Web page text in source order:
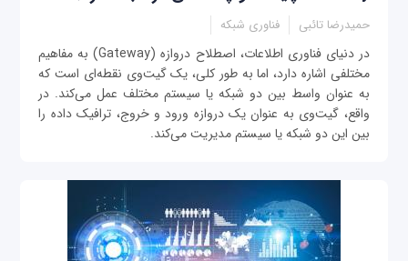
حمیدرضا تائبی فناوری شبکه
در دنیای فناوری اطلاعات، اصطلاح دروازه (Gateway) به مفاهیم
مختلفی اشاره دارد، اما به طور کلی، یک گیت‌وی نقطه‌ای است که
به عنوان واسط بین دو شبکه یا سیستم مختلف عمل می‌کند. در
واقع، گیت‌وی به عنوان یک دروازه ورود و خروج، ترافیک داده را
بین این دو شبکه یا سیستم مدیریت می‌کند.